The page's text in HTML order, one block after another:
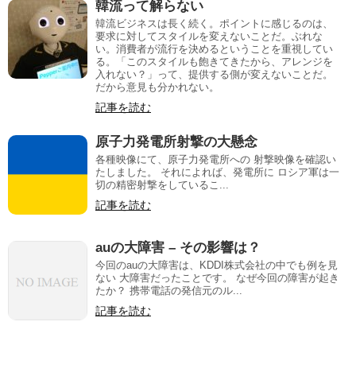
韓流って解らない
韓流ビジネスは長く続く。ポイントに感じるのは、
要求に対してスタイルを変えないことだ。ぶれな
い。消費者が流行を決めるということを重視してい
る。「このスタイルも飽きてきたから、アレンジを
入れない？」って、提供する側が変えないことだ。
だから意見も分かれない。
記事を読む
原子力発電所射撃の大懸念
各種映像にて、原子力発電所への 射撃映像を確認い
たしました。 それによれば、発電所に ロシア軍は一
切の精密射撃をしているこ...
記事を読む
auの大障害 – その影響は？
今回のauの大障害は、KDDI株式会社の中でも例を見
ない 大障害だったことです。 なぜ今回の障害が起き
たか？ 携帯電話の発信元のル...
記事を読む